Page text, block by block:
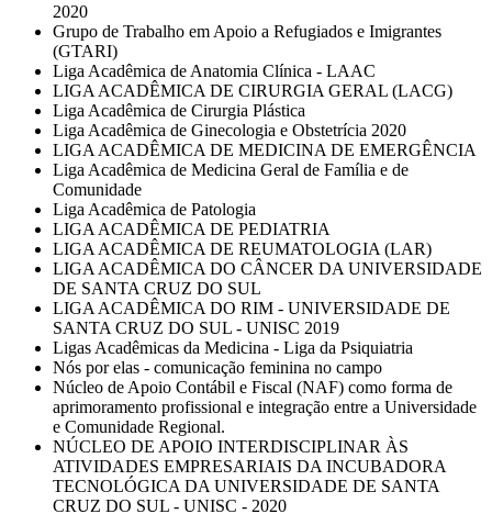
2020
Grupo de Trabalho em Apoio a Refugiados e Imigrantes
(GTARI)
Liga Acadêmica de Anatomia Clínica - LAAC
LIGA ACADÊMICA DE CIRURGIA GERAL (LACG)
Liga Acadêmica de Cirurgia Plástica
Liga Acadêmica de Ginecologia e Obstetrícia 2020
LIGA ACADÊMICA DE MEDICINA DE EMERGÊNCIA
Liga Acadêmica de Medicina Geral de Família e de
Comunidade
Liga Acadêmica de Patologia
LIGA ACADÊMICA DE PEDIATRIA
LIGA ACADÊMICA DE REUMATOLOGIA (LAR)
LIGA ACADÊMICA DO CÂNCER DA UNIVERSIDADE
DE SANTA CRUZ DO SUL
LIGA ACADÊMICA DO RIM - UNIVERSIDADE DE
SANTA CRUZ DO SUL - UNISC 2019
Ligas Acadêmicas da Medicina - Liga da Psiquiatria
Nós por elas - comunicação feminina no campo
Núcleo de Apoio Contábil e Fiscal (NAF) como forma de
aprimoramento profissional e integração entre a Universidade
e Comunidade Regional.
NÚCLEO DE APOIO INTERDISCIPLINAR ÀS
ATIVIDADES EMPRESARIAIS DA INCUBADORA
TECNOLÓGICA DA UNIVERSIDADE DE SANTA
CRUZ DO SUL - UNISC - 2020